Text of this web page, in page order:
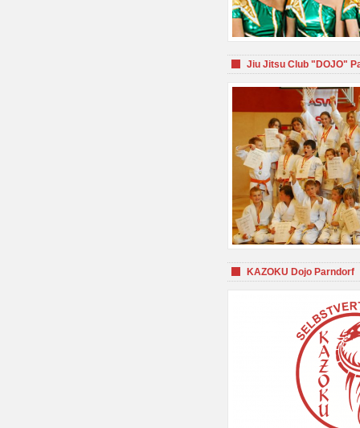
Jiu Jitsu Club "DOJO"
KAZOKU Dojo Parndorf